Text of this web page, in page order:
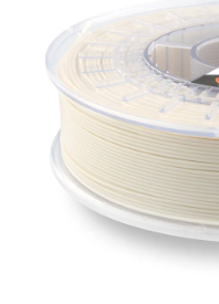
hvězdiček.